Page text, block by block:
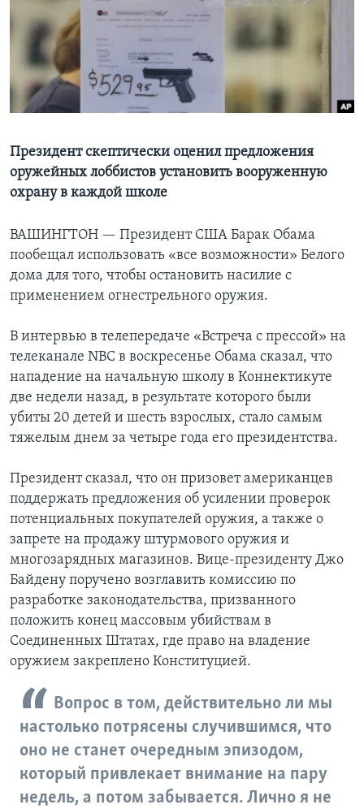
Learning English
СОЦИАЛЬНЫЕ СЕТИ
Языки
Президент скептически оценил предложения
оружейных лоббистов установить вооруженную
охрану в каждой школе
ВАШИНГТОН — Президент США Барак Обама
пообещал использовать «все возможности» Белого
дома для того, чтобы остановить насилие с
применением огнестрельного оружия.
В интервью в телепередаче «Встреча с прессой» на
телеканале NBC в воскресенье Обама сказал, что
нападение на начальную школу в Коннектикуте
две недели назад, в результате которого были
убиты 20 детей и шесть взрослых, стало самым
тяжелым днем за четыре года его президентства.
Президент сказал, что он призовет американцев
поддержать предложения об усилении проверок
потенциальных покупателей оружия, а также о
запрете на продажу штурмового оружия и
многозарядных магазинов. Вице-президенту Джо
Байдену поручено возглавить комиссию по
разработке законодательства, призванного
положить конец массовым убийствам в
Соединенных Штатах, где право на владение
оружием закреплено Конституцией.
Вопрос в том, действительно ли мы
настолько потрясены случившимся, что
оно не станет очередным эпизодом,
который привлекает внимание на пару
недель, а потом забывается. Лично я не